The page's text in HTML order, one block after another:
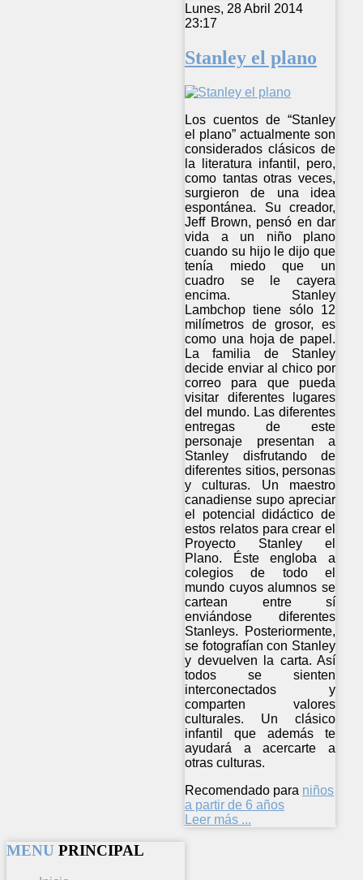
Lunes, 28 Abril 2014
23:17
Stanley el plano
Los cuentos de “Stanley
el plano” actualmente son
considerados clásicos de
la literatura infantil, pero,
como tantas otras veces,
surgieron de una idea
espontánea. Su creador,
Jeff Brown, pensó en dar
vida a un niño plano
cuando su hijo le dijo que
tenía miedo que un
cuadro se le cayera
encima. Stanley
Lambchop tiene sólo 12
milímetros de grosor, es
como una hoja de papel.
La familia de Stanley
decide enviar al chico por
correo para que pueda
visitar diferentes lugares
del mundo. Las diferentes
entregas de este
personaje presentan a
Stanley disfrutando de
diferentes sitios, personas
y culturas. Un maestro
canadiense supo apreciar
el potencial didáctico de
estos relatos para crear el
Proyecto Stanley el
Plano. Éste engloba a
colegios de todo el
mundo cuyos alumnos se
cartean entre sí
enviándose diferentes
Stanleys. Posteriormente,
se fotografían con Stanley
y devuelven la carta. Así
todos se sienten
interconectados y
comparten valores
culturales. Un clásico
infantil que además te
ayudará a acercarte a
otras culturas.
Recomendado para niños
a partir de 6 años
Leer más ...
MENU PRINCIPAL